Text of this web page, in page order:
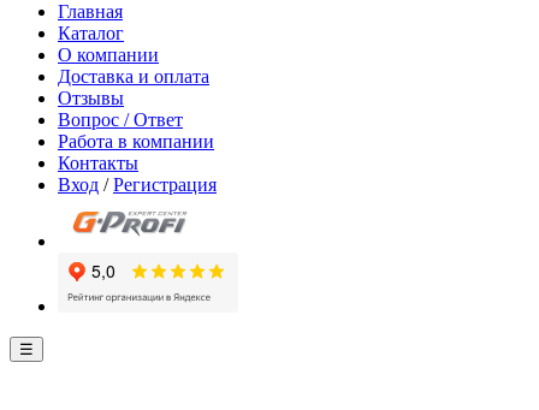
Главная
Каталог
О компании
Доставка и оплата
Отзывы
Вопрос / Ответ
Работа в компании
Контакты
Вход /Регистрация
☰